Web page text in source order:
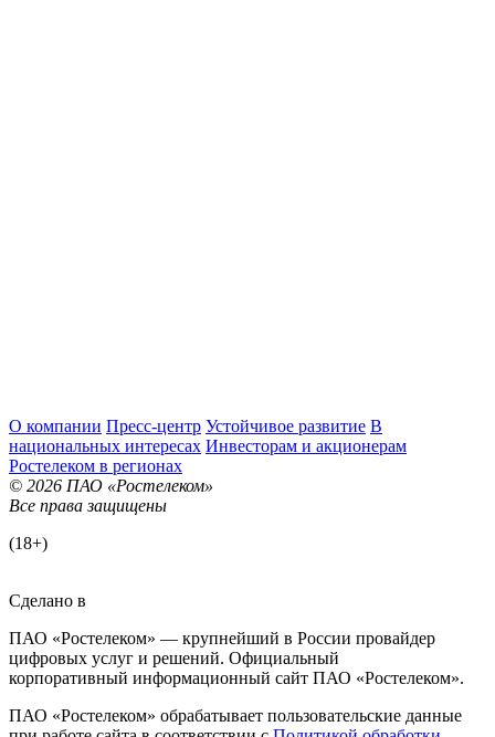
О компании Пресс-центр Устойчивое развитие В
национальных интересах Инвесторам и акционерам
Ростелеком в регионах
© 2026 ПАО «Ростелеком»
Все права защищены
(18+)
Сделано в
ПАО «Ростелеком» — крупнейший в России провайдер
цифровых услуг и решений. Официальный
корпоративный информационный сайт ПАО «Ростелеком».
ПАО «Ростелеком» обрабатывает пользовательские данные